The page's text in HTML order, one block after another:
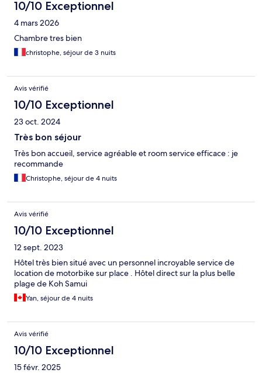
10/10 Exceptionnel
4 mars 2026
Chambre tres bien
christophe, séjour de 3 nuits
Avis vérifié
10/10 Exceptionnel
23 oct. 2024
Très bon séjour
Très bon accueil, service agréable et room service efficace : je
recommande
Christophe, séjour de 4 nuits
Avis vérifié
10/10 Exceptionnel
12 sept. 2023
Hôtel très bien situé avec un personnel incroyable service de
location de motorbike sur place . Hôtel direct sur la plus belle
plage de Koh Samui
Yan, séjour de 4 nuits
Avis vérifié
10/10 Exceptionnel
15 févr. 2025